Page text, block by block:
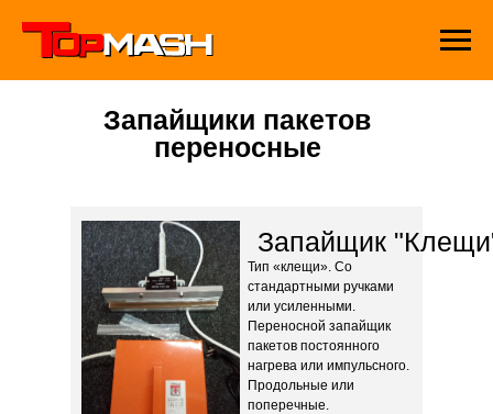
Запайщики пакетов
переносные
Запайщик
Тип «клещи». Со
стандартными ручками
или усиленными.
Переносной запайщик
пакетов постоянного
нагрева или импульсного.
Продольные или
поперечные.